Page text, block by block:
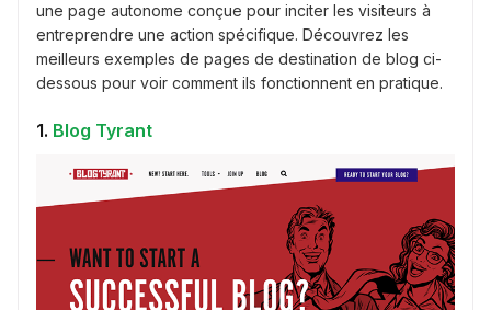
une page autonome conçue pour inciter les visiteurs à
entreprendre une action spécifique. Découvrez les
meilleurs exemples de pages de destination de blog ci-
dessous pour voir comment ils fonctionnent en pratique.
1. Blog Tyrant